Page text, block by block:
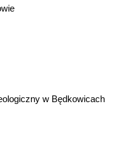
w Będkowicach